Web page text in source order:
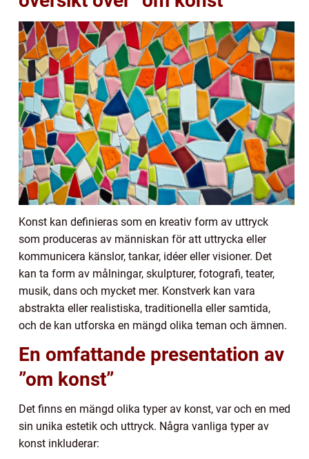
Konst kan definieras som en kreativ form av uttryck
som produceras av människan för att uttrycka eller
kommunicera känslor, tankar, idéer eller visioner. Det
kan ta form av målningar, skulpturer, fotografi, teater,
musik, dans och mycket mer. Konstverk kan vara
abstrakta eller realistiska, traditionella eller samtida,
och de kan utforska en mängd olika teman och ämnen.
En omfattande presentation av
”om konst”
Det finns en mängd olika typer av konst, var och en med
sin unika estetik och uttryck. Några vanliga typer av
konst inkluderar: